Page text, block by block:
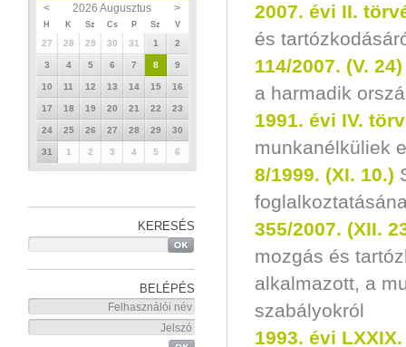
< 2026 Augusztus >
H K Sz Cs P Sz V
27 28 29 30 31 1 2
3 4 5 6 7 8 9
10 11 12 13 14 15 16
17 18 19 20 21 22 23
24 25 26 27 28 29 30
31 1 2 3 4 5 6
KERESÉS
BELÉPÉS
2007. évi II.
és
114/2007. (V. 24)
a harmadik
1991. évi IV.
munkanélküliek
8/1999. (XI. 10.)
355/2007. (XII.
mozgás és
alkalmazott, a
szabályokról
1993. évi LXXIX.